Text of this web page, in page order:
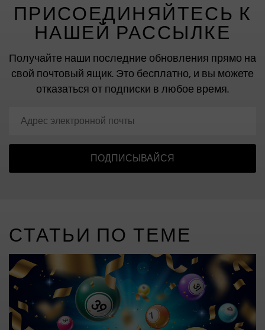
ПРИСОЕДИНЯЙТЕСЬ К
НАШЕЙ РАССЫЛКЕ
Получайте наши последние обновления прямо на
свой почтовый ящик.Это бесплатно, и вы можете
отказаться от подписки в любое время.
ПОДПИСЫВАЙСЯ
СТАТЬИ ПО ТЕМЕ